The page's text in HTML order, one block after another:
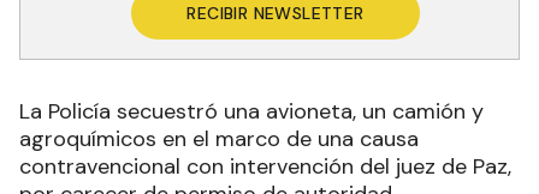
RECIBIR NEWSLETTER
La Policía secuestró una avioneta, un camión y
agroquímicos en el marco de una causa
contravencional con intervención del juez de Paz,